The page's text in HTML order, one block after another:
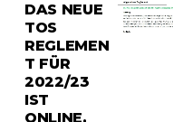
DAS NEUE
TOS
REGLEMEN
T FÜR
2022/23
IST
ONLINE.